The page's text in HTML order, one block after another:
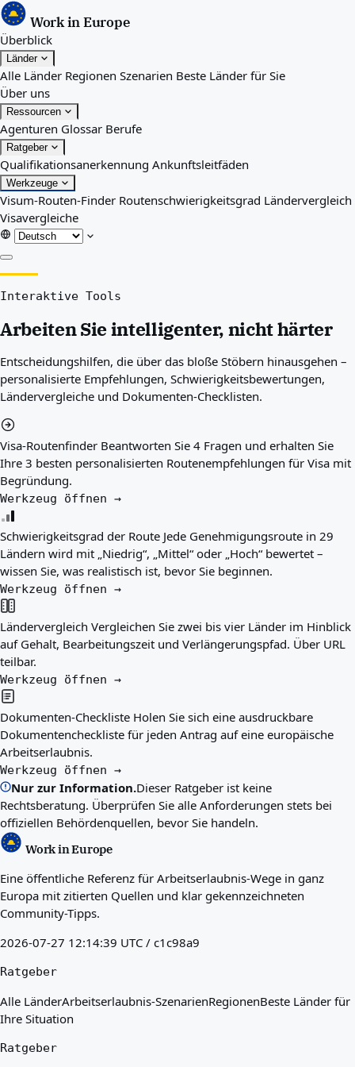
Work in Europe
Überblick
Länder
Alle Länder Regionen Szenarien Beste Länder für Sie
Über uns
Ressourcen
Agenturen Glossar Berufe
Ratgeber
Qualifikationsanerkennung Ankunftsleitfäden
Werkzeuge
Visum-Routen-Finder Routenschwierigkeitsgrad Ländervergleich
Visavergleiche
Länder
Regionen
Beste Länder für Sie
Über uns
Ressourcen
Glossar
Berufe
Ratgeber
Qualifikationsanerkennung
Werkzeuge
Visum-Routen-Finder
Routenschwierigkeitsgrad
Ländervergleich
Interaktive Tools
Arbeiten Sie intelligenter, nicht härter
Entscheidungshilfen, die über das bloße Stöbern hinausgehen –
personalisierte Empfehlungen, Schwierigkeitsbewertungen,
Ländervergleiche und Dokumenten-Checklisten.
Visa-Routenfinder Beantworten Sie 4 Fragen und erhalten Sie
Ihre 3 besten personalisierten Routenempfehlungen für Visa mit
Begründung.
Werkzeug öffnen →
Schwierigkeitsgrad der Route Jede Genehmigungsroute in 29
Ländern wird mit „Niedrig“, „Mittel“ oder „Hoch“ bewertet –
wissen Sie, was realistisch ist, bevor Sie beginnen.
Werkzeug öffnen →
Ländervergleich Vergleichen Sie zwei bis vier Länder im Hinblick
auf Gehalt, Bearbeitungszeit und Verlängerungspfad. Über URL
teilbar.
Werkzeug öffnen →
Dokumenten-Checkliste Holen Sie sich eine ausdruckbare
Dokumentencheckliste für jeden Antrag auf eine europäische
Arbeitserlaubnis.
Werkzeug öffnen →
Nur zur Information.Dieser Ratgeber ist keine
Rechtsberatung. Überprüfen Sie alle Anforderungen stets bei
offiziellen Behördenquellen, bevor Sie handeln.
Work in Europe
Eine öffentliche Referenz für Arbeitserlaubnis-Wege in ganz
Europa mit zitierten Quellen und klar gekennzeichneten
Community-Tipps.
2026-07-27 12:14:39 UTC / c1c98a9
Ratgeber
Alle LänderArbeitserlaubnis-SzenarienRegionenBeste Länder für
Ihre Situation
Ratgeber